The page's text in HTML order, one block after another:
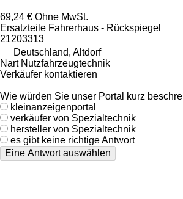
69,24 € Ohne MwSt.
Ersatzteile Fahrerhaus - Rückspiegel
21203313
Deutschland, Altdorf
Nart Nutzfahrzeugtechnik
Verkäufer kontaktieren
Wie würden Sie unser Portal kurz
kleinanzeigenportal
verkäufer von Spezialtechnik
hersteller von Spezialtechnik
es gibt keine richtige Antwort
Eine Antwort auswählen